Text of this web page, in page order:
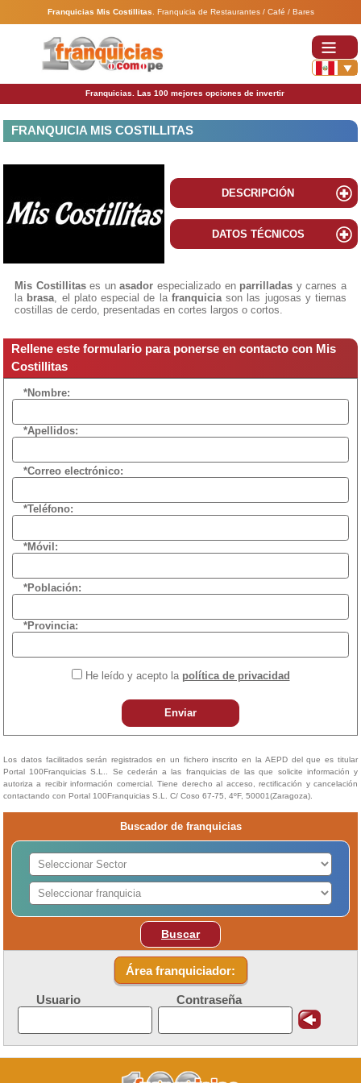
Franquicias Mis Costillitas Franquicia de Restaurantes / Café / Bares
Franquicias. Las 100 mejores opciones de invertir
FRANQUICIA MIS COSTILLITAS
DESCRIPCIÓN
DATOS TÉCNICOS
Mis Costillitases unasador especializado en parrilladas y carnes a
la brasa , el plato especial de la franquiciason las jugosas y tiernas
costillas de cerdo, presentadas en cortes largos o cortos.
Rellene este formulario para ponerse en contacto con Mis
Costillitas
*Nombre:
*Apellidos:
*Correo electrónico:
*Teléfono:
*Móvil:
*Población:
*Provincia:
He leído y acepto la política de privacidad
Enviar
Los datos facilitados serán registrados en un fichero inscrito en la AEPD del que es titular
Portal 100Franquicias S.L.. Se cederán a las franquicias de las que solicite información y
autoriza a recibir información comercial. Tiene derecho al acceso, rectificación y cancelación
contactando con Portal 100Franquicias S.L. C/ Coso 67-75, 4ºF, 50001(Zaragoza).
Buscador de franquicias
Buscar
Área franquiciador:
Usuario Contraseña